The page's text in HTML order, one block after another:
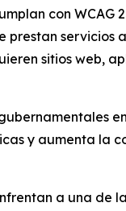
con WCAG
prestan servicios
sitios web,
y aumenta la
a una de